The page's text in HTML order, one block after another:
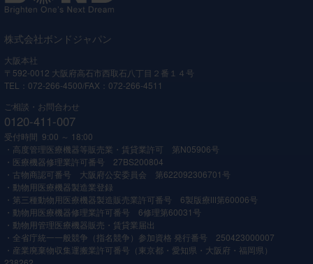
株式会社ボンドジャパン
大阪本社
〒592-0012 大阪府高石市西取石八丁目２番１４号
TEL：072-266-4500/FAX：072-266-4511
ご相談・お問合わせ
0120-411-007
受付時間 9:00 ～ 18:00
・高度管理医療機器等販売業・賃貸業許可 第N05906号
・医療機器修理業許可番号 27BS200804
・古物商認可番号 大阪府公安委員会 第622092306701号
・動物用医療機器製造業登録
・第三種動物用医療機器製造販売業許可番号 6製版療Ⅲ第60006号
・動物用医療機器修理業許可番号 6修理第60031号
・動物用管理医療機器販売・賃貸業届出
・全省庁統一一般競争（指名競争）参加資格 発行番号 250423000007
・産業廃棄物収集運搬業許可番号（東京都・愛知県・大阪府・福岡県）